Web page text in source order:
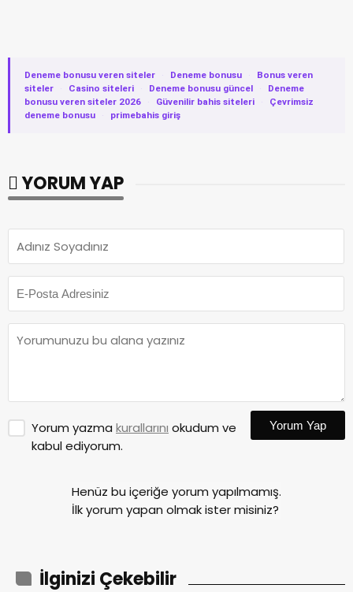
Deneme bonusu veren siteler · Deneme bonusu ·
Bonus veren
siteler
· Casino siteleri · Deneme bonusu güncel ·
Deneme
bonusu veren siteler 2026
· Güvenilir bahis siteleri ·
Çevrimsiz
deneme bonusu
· primebahis giriş
YORUM YAP
Yorum yazma kurallarını okudum ve
kabul ediyorum.
Yorum Yap
Henüz bu içeriğe yorum yapılmamış.
İlk yorum yapan olmak ister misiniz?
İlginizi Çekebilir